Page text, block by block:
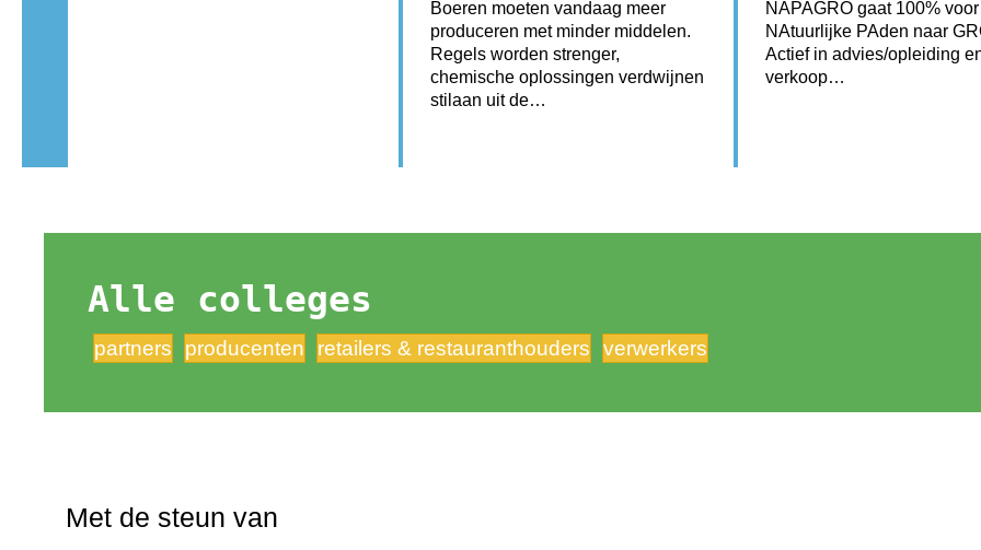
Boeren moeten vandaag meer
produceren met minder middelen.
Regels worden strenger,
chemische oplossingen verdwijnen
stilaan uit de…
NAPAGRO gaat 100%
NAtuurlijke PAden naar
Actief in advies/opleiding
verkoop…
Alle colleges
partners producenten retailers & restauranthouders verwerkers
Met de steun van